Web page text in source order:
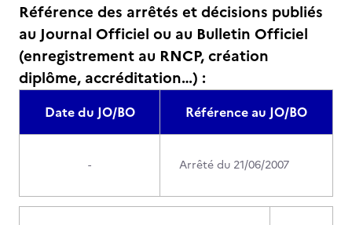
Référence des arrêtés et décisions publiés
au Journal Officiel ou au Bulletin Officiel
(enregistrement au RNCP, création
diplôme, accréditation…) :
Date du JO/BO Référence au JO/BO
- Arrêté du 21/06/2007